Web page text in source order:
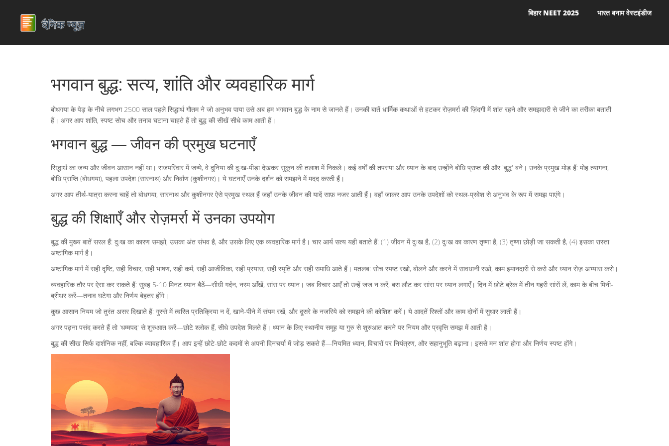
बिहार NEET 2025 भारत बनाम वेस्टइंडीज
भगवान बुद्ध: सत्य, शांति और व्यवहारिक मार्ग
बोधगया के पेड़ के नीचे लगभग 2500 साल पहले सिद्धार्थ गौतम ने जो अनुभव पाया उसे अब हम भगवान बुद्ध के नाम से जानते हैं। उनकी बातें धार्मिक कथाओं से हटकर रोज़मर्रा की ज़िंदगी में शांत रहने और समझदारी से जीने का तरीका बताती
हैं। अगर आप शांति, स्पष्ट सोच और तनाव घटाना चाहते हैं तो बुद्ध की सीखें सीधे काम आती हैं।
भगवान बुद्ध — जीवन की प्रमुख घटनाएँ
सिद्धार्थ का जन्म और जीवन आसान नहीं था। राजपरिवार में जन्मे, वे दुनिया की दुःख-पीड़ा देखकर सुकून की तलाश में निकले। कई वर्षों की तपस्या और ध्यान के बाद उन्होंने बोधि प्राप्त की और 'बुद्ध' बने। उनके प्रमुख मोड़ हैं: मोह त्यागना,
बोधि प्राप्ति (बोधगया), पहला उपदेश (सारनाथ) और निर्वाण (कुशीनगर)। ये घटनाएँ उनके दर्शन को समझने में मदद करती हैं।
अगर आप तीर्थ-यात्रा करना चाहें तो बोधगया, सारनाथ और कुशीनगर ऐसे प्रमुख स्थल हैं जहाँ उनके जीवन की यादें साफ़ नजर आती हैं। वहाँ जाकर आप उनके उपदेशों को स्थल-प्रवेश से अनुभव के रूप में समझ पाएंगे।
बुद्ध की शिक्षाएँ और रोज़मर्रा में उनका उपयोग
बुद्ध की मुख्य बातें सरल हैं: दुःख का कारण समझो, उसका अंत संभव है, और उसके लिए एक व्यवहारिक मार्ग है। चार आर्य सत्य यही बताते हैं: (1) जीवन में दुःख है, (2) दुःख का कारण तृष्णा है, (3) तृष्णा छोड़ी जा सकती है, (4) इसका रास्ता
अष्टांगिक मार्ग है।
अष्टांगिक मार्ग में सही दृष्टि, सही विचार, सही भाषण, सही कर्म, सही आजीविका, सही प्रयास, सही स्मृति और सही समाधि आते हैं। मतलब: सोच स्पष्ट रखो, बोलने और करने में सावधानी रखो, काम इमानदारी से करो और ध्यान रोज़ अभ्यास करो।
व्यवहारिक तौर पर ऐसा कर सकते हैं: सुबह 5-10 मिनट ध्यान बैठें—सीधी गर्दन, नरम आँखें, सांस पर ध्यान। जब विचार आएँ तो उन्हें जज न करें, बस लौट कर सांस पर ध्यान लगाएँ। दिन में छोटे ब्रेक में तीन गहरी सांसें लें, काम के बीच मिनी-
ब्रीथर करें—तनाव घटेगा और निर्णय बेहतर होंगे।
कुछ आसान नियम जो तुरंत असर दिखाते हैं: गुस्से में त्वरित प्रतिक्रिया न दें, खाने-पीने में संयम रखें, और दूसरे के नजरिये को समझने की कोशिश करें। ये आदतें रिश्तों और काम दोनों में सुधार लाती हैं।
अगर पढ़ना पसंद करते हैं तो 'धम्मपद' से शुरुआत करें—छोटे श्लोक हैं, सीधे उपदेश मिलते हैं। ध्यान के लिए स्थानीय समूह या गुरु से शुरुआत करने पर नियम और प्रवृत्ति समझ में आती है।
बुद्ध की सीख सिर्फ दार्शनिक नहीं, बल्कि व्यावहारिक हैं। आप इन्हें छोटे-छोटे कदमों से अपनी दिनचर्या में जोड़ सकते हैं—नियमित ध्यान, विचारों पर नियंत्रण, और सहानुभूति बढ़ाना। इससे मन शांत होगा और निर्णय स्पष्ट होंगे।